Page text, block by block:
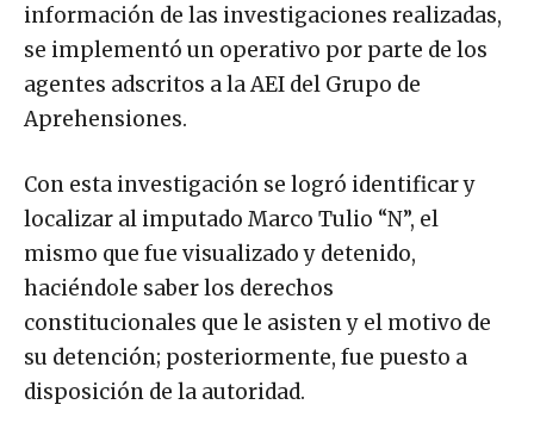
información de las investigaciones realizadas,
se implementó un operativo por parte de los
agentes adscritos a la AEI del Grupo de
Aprehensiones.
Con esta investigación se logró identificar y
localizar al imputado Marco Tulio “N”, el
mismo que fue visualizado y detenido,
haciéndole saber los derechos
constitucionales que le asisten y el motivo de
su detención; posteriormente, fue puesto a
disposición de la autoridad.